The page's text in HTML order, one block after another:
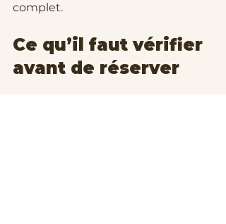
complet.
Ce qu’il faut vérifier
avant de réserver